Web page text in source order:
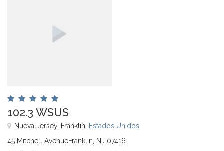
102.3 WSUS
Nueva Jersey, Franklin, Estados Unidos
45 Mitchell AvenueFranklin, NJ 07416